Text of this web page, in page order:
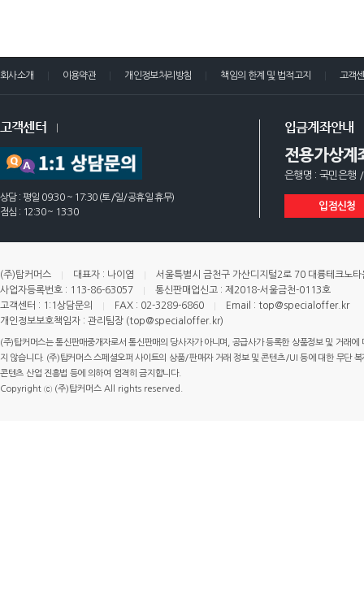
회사소개 이용약관 개인정보처리방침 책임의 한계 및 법적고지 고객
고객센터
상담 : 평일 09:30 ~ 17:30 (토/일/공휴일 휴무)
점심 : 12:30 ~ 13:30
입금계좌안내
전용가상계
은행명 : 국민은행
입점신청
(주)탑커머스 대표자 : 나이엽
서울특별시 금천구 가산디지털2로 70 대륭테크노
사업자등록번호 : 113-86-63057
통신판매업신고 : 제2018-서울금천-0113호
고객센터 : 1:1상담문의
FAX : 02-3289-6860
Email : top@specialoffer.kr
개인정보보호책임자 : 관리팀장 (top@specialoffer.kr)
(주)탑커머스는 통신판매중개자로서 통신판매의 당사자가 아니며, 공급사가 등록한 상품정보 및 거래
지 않습니다. (주)탑커머스 스페셜오퍼 사이트의 상품/판매자 거래 정보 및 콘텐츠/UI 등에 대한 무단
콘텐츠 산업 진흥법 등에 의하여 엄격히 금지합니다.
Copyright ⓒ (주)탑커머스 All rights reserved.